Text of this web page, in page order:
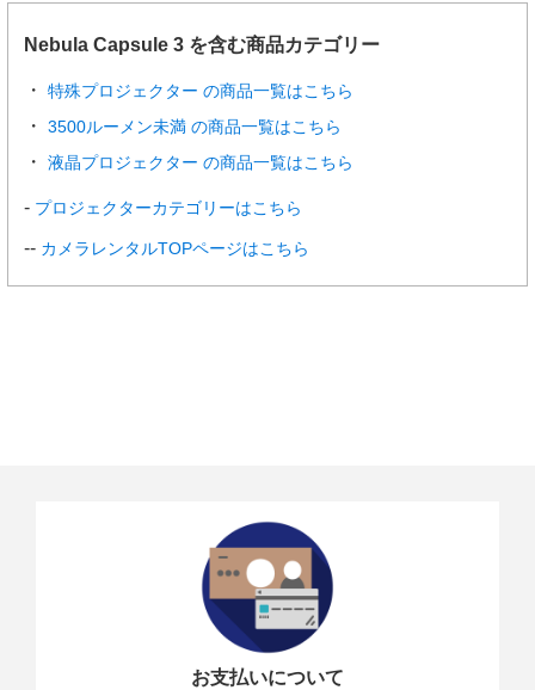
Nebula Capsule 3 を含む商品カテゴリー
特殊プロジェクター の商品一覧はこちら
3500ルーメン未満 の商品一覧はこちら
液晶プロジェクター の商品一覧はこちら
プロジェクターカテゴリーはこちら
カメラレンタルTOPページはこちら
お支払いについて